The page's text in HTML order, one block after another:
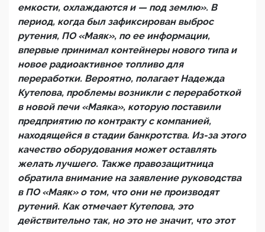
емкости, охлаждаются и — под землю». В
период, когда был зафиксирован выброс
рутения, ПО «Маяк», по ее информации,
впервые принимал контейнеры нового типа и
новое радиоактивное топливо для
переработки. Вероятно, полагает Надежда
Кутепова, проблемы возникли с переработкой
в новой печи «Маяка», которую поставили
предприятию по контракту с компанией,
находящейся в стадии банкротства. Из-за этого
качество оборудования может оставлять
желать лучшего. Также правозащитница
обратила внимание на заявление руководства
в ПО «Маяк» о том, что они не производят
рутений. Как отмечает Кутепова, это
действительно так, но это не значит, что этот